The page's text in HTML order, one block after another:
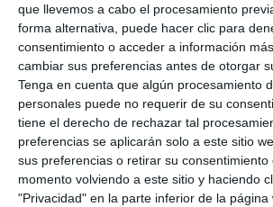
que llevemos a cabo el procesamiento
forma alternativa, puede hacer clic para
consentimiento o acceder a información
cambiar sus preferencias antes de otorgar
Tenga en cuenta que algún procesamiento
personales puede no requerir de su
tiene el derecho de rechazar tal
preferencias se aplicarán solo a este sitio
sus preferencias o retirar su consentimiento
momento volviendo a este sitio y haciendo
"Privacidad" en la parte inferior de la página